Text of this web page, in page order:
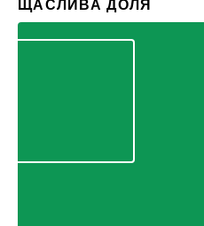
ЩАСЛИВА ДОЛЯ